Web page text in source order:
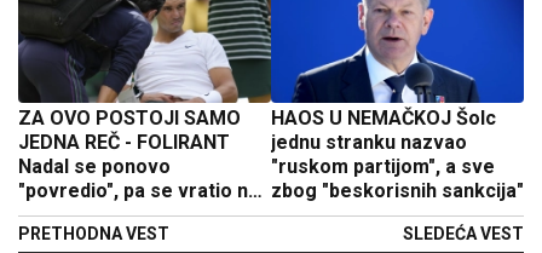
ZA OVO POSTOJI SAMO
JEDNA REČ - FOLIRANT
Nadal se ponovo
"povredio", pa se vratio na
teren i samleo rivala
(FOTO)
PRETHODNA VEST
HAOS U NEMAČKOJ Šolc
jednu stranku nazvao
"ruskom partijom", a sve
zbog "beskorisnih sankcija"
SLEDEĆA VEST